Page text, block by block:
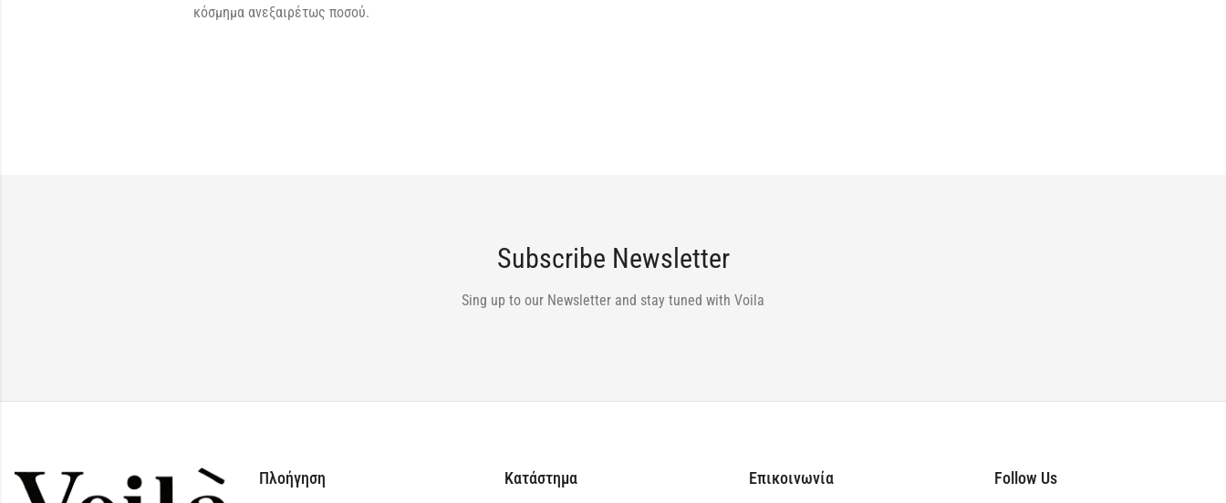
κόσμημα ανεξαιρέτως ποσού.
Subscribe Newsletter
Sing up to our Newsletter and stay tuned with Voila
Πλοήγηση Κατάστημα Επικοινωνία Follow Us